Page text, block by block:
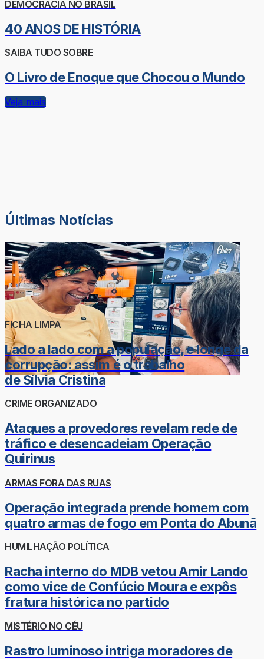
DEMOCRACIA NO BRASIL
40 ANOS DE HISTÓRIA
SAIBA TUDO SOBRE
O Livro de Enoque que Chocou o Mundo
Veja mais
Últimas Notícias
FICHA LIMPA
Lado a lado com a população, e longe da
corrupção: assim é o trabalho
de Sílvia Cristina
CRIME ORGANIZADO
Ataques a provedores revelam rede de
tráfico e desencadeiam Operação
Quirinus
ARMAS FORA DAS RUAS
Operação integrada prende homem com
quatro armas de fogo em Ponta do Abunã
HUMILHAÇÃO POLÍTICA
Racha interno do MDB vetou Amir Lando
como vice de Confúcio Moura e expôs
fratura histórica no partido
MISTÉRIO NO CÉU
Rastro luminoso intriga moradores de